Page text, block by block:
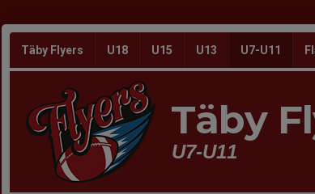
Täby Flyers U18 U15 U13 U7-U11
Täby
U7-U11